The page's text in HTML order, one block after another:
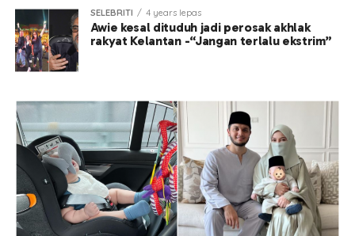
SELEBRITI 4 years lepas
Awie kesal dituduh jadi perosak akhlak
rakyat Kelantan -“Jangan terlalu ekstrim”